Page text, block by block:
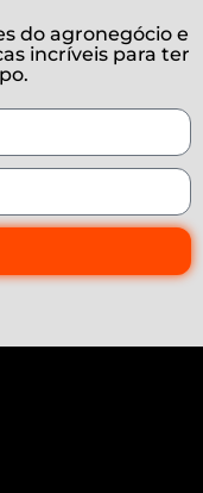
do agronegócio e
incríveis para ter